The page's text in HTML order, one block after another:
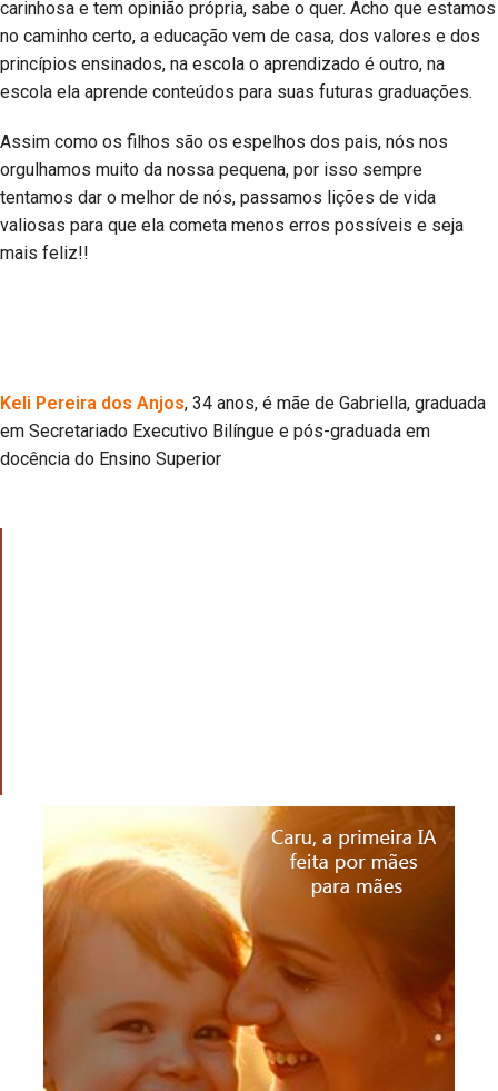
carinhosa e tem opinião própria, sabe o quer. Acho que estamos
no caminho certo, a educação vem de casa, dos valores e dos
princípios ensinados, na escola o aprendizado é outro, na
escola ela aprende conteúdos para suas futuras graduações.
Assim como os filhos são os espelhos dos pais, nós nos
orgulhamos muito da nossa pequena, por isso sempre
tentamos dar o melhor de nós, passamos lições de vida
valiosas para que ela cometa menos erros possíveis e seja
mais feliz!!
Keli Pereira dos Anjos, 34 anos, é mãe de Gabriella, graduada
em Secretariado Executivo Bilíngue e pós-graduada em
docência do Ensino Superior